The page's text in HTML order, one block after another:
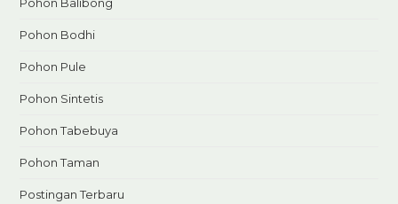
Pohon Bodhi
Pohon Pule
Pohon Sintetis
Pohon Tabebuya
Pohon Taman
Postingan Terbaru